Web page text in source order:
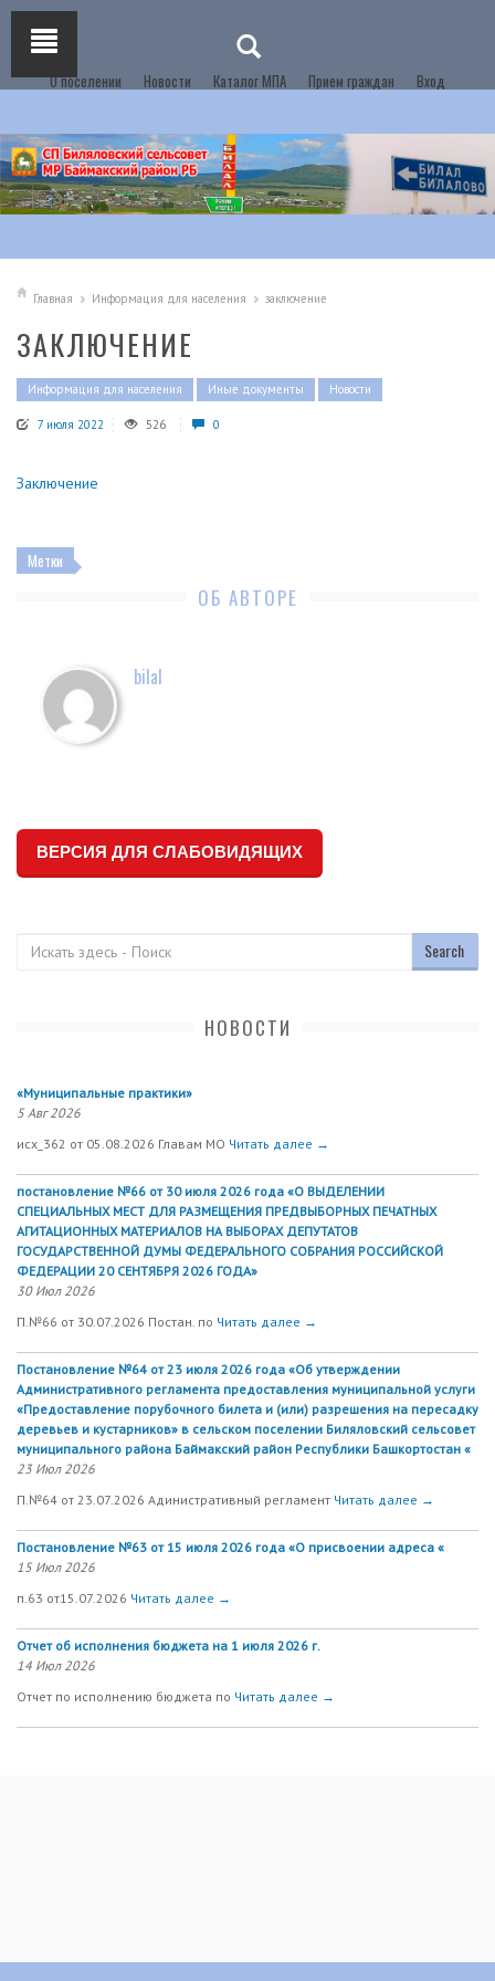
О поселении Новости Каталог МПА Прием граждан Вход
Главная Информация для населения заключение
ЗАКЛЮЧЕНИЕ
Информация для населения Иные документы Новости
7 июля 2022 526 0
Заключение
Метки
ОБ АВТОРЕ
bilal
ВЕРСИЯ ДЛЯ СЛАБОВИДЯЩИХ
НОВОСТИ
«Муниципальные практики»
5 Авг 2026
исх_362 от 05.08.2026 Главам МО Читать далее →
постановление №66 от 30 июля 2026 года «О ВЫДЕЛЕНИИ
СПЕЦИАЛЬНЫХ МЕСТ ДЛЯ РАЗМЕЩЕНИЯ ПРЕДВЫБОРНЫХ ПЕЧАТНЫХ
АГИТАЦИОННЫХ МАТЕРИАЛОВ НА ВЫБОРАХ ДЕПУТАТОВ
ГОСУДАРСТВЕННОЙ ДУМЫ ФЕДЕРАЛЬНОГО СОБРАНИЯ РОССИЙСКОЙ
ФЕДЕРАЦИИ 20 СЕНТЯБРЯ 2026 ГОДА»
30 Июл 2026
П.№66 от 30.07.2026 Постан. по Читать далее →
Постановление №64 от 23 июля 2026 года «Об утверждении
Административного регламента предоставления муниципальной услуги
«Предоставление порубочного билета и (или) разрешения на пересадку
деревьев и кустарников» в сельском поселении Биляловский сельсовет
муниципального района Баймакский район Республики Башкортостан «
23 Июл 2026
П.№64 от 23.07.2026 Адинистративный регламент Читать далее →
Постановление №63 от 15 июля 2026 года «О присвоении адреса «
15 Июл 2026
п.63 от15.07.2026 Читать далее →
Отчет об исполнения бюджета на 1 июля 2026 г.
14 Июл 2026
Отчет по исполнению бюджета по Читать далее →